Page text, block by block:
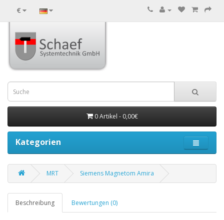
€
0 Artikel - 0,00€
Kategorien
MRT Siemens Magnetom Amira
Beschreibung Bewertungen (0)